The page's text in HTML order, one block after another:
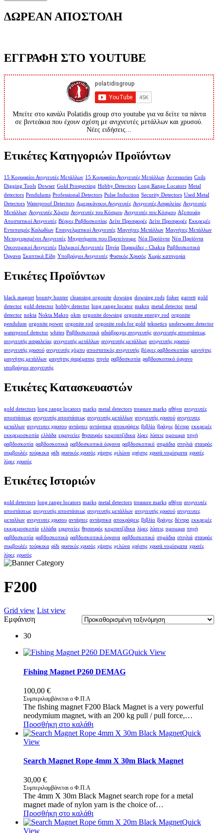
ΔΩΡΕΑΝ ΑΠΟΣΤΟΛΗ
ΕΓΓΡΑΦΗ ΣΤΟ YOUTUBE
Μπείτε στο κανάλι Polatidis group στο youtube για να δείτε τα πάντα
σε βιντεάκια που έχουν σχέση με ανιχνευτές μετάλλων και χρυσού.
Νέες ειδήσεις...
Ετικέτες Κατηγοριών Προϊόντων
15 Κορυφαίοι Ανιχνευτές Μετάλλων 15 Κορυφαίοι Ανιχνευτές Μετάλλων Accessories Coils
Digging Tools Dowser Gold Prospecting Hobby Detectors Long Range Locators Metal
detectors Pendulums Professional Detectors Pulse Induction Security Detectors Used Metal
Detectors Waterproof Detectors Αμερικάνικοι Ανιχνευτές Ανιχνευτές Ασφαλείας Ανιχνευτές
Μετάλλων Ανιχνευτές Χόμπυ Ανιχνευτές του Κόσμου Ανιχνευτές του Κόσμου Αξεσουάρ
Αποστατικοί Ανιχνευτές Βέργες Ραβδοσκοπίας Δείτε Προσφορές Δείτε Προσφορές Εκκρεμές
Εντοπισμός Καλωδίων Επαγγελματικοί Ανιχνευτές Μαγνήτες Μετάλλων Μαγνήτες Μετάλλων
Μεταχειρισμένοι Ανιχνευτές Μηχανήματα που Προτείνουμε Νέα Προϊόντα Νέα Προϊόντα
Οικονομικοί Ανιχνευτές Παλμικοί Ανιχνευτές Πηνία Πυραμίδες - Chakra Ραβδοσκοπικά
Όργανα Σκαπτικά Είδη Υποβρύχιοι Ανιχνευτές Φυσικός Χρυσός Χωρίς κατηγορία
Ετικέτες Προϊόντων
black magnet bounty hunter cleansing orgonite dowsing dowsing rods fisher garrett gold
detector gold detector hobby detector long range locator makro metal detector metal
detector nokta Nokta Makro okm orgonite dowsing orgonite energy rod orgonite
pendulum orgonite power orgonite rod orgonite rods for gold teknetics underwater detector
waterproof detector whites Ραβδοσκοπικά αδιάβροχος ανιχνευτής ανιχνευτής αποστάσεως
ανιχνευτής ασφαλείας ανιχνευτής μετάλλων ανιχνευτής μετάλλων ανιχνευτής χρυσού
ανιχνευτής χρυσού ανιχνευτής χόμπυ αποστατικός ανιχνευτής βέργες ραβδοσκοπίας μαγνήτης
μαγνήτης μετάλλων μαγνήτης ψαρέματος πηνίο ραβδοσκοπία ραβδοσκοπικό όργανο
υποβρύχιος ανιχνευτής
Ετικέτες Κατασκευαστών
gold detectors long range locators marks metal detectors treasure marks αθήνα ανιχνευτές
αποστάσεως ανιχνευτής αποστάσεως ανιχνευτής μετάλλων ανιχνευτής χρυσού ανιχνευτες
μεταλλων ανιχνευτες χρυσου αντάρτες αντάρτικα αποκρύψεις βιβλίο βράχος δέντρο εκκρεμές
εκκρεμοσκοπία ελλάδα ερμηνείες θησαυρός κομιτατζίδικα λίρες λύσεις ομοιωμα πηγή
ραβδοσκοπία ραβδοσκοπικά ραβδοσκοπικά όργανα ραβδοσκοπικό σημάδια σπηλιά σταυρός
συμβουλές τούρκικα φίδι φυσικός χρυσός χάρτης χελώνα χρήσης χρυσά νομίσματα χρυσές
λίρες χρυσός
Ετικέτες Ιστοριών
gold detectors long range locators marks metal detectors treasure marks αθήνα ανιχνευτές
αποστάσεως ανιχνευτής αποστάσεως ανιχνευτής μετάλλων ανιχνευτής χρυσού ανιχνευτες
μεταλλων ανιχνευτες χρυσου αντάρτες αντάρτικα αποκρύψεις βιβλίο βράχος δέντρο εκκρεμές
εκκρεμοσκοπία ελλάδα ερμηνείες θησαυρός κομιτατζίδικα λίρες λύσεις ομοιωμα πηγή
ραβδοσκοπία ραβδοσκοπικά ραβδοσκοπικά όργανα ραβδοσκοπικό σημάδια σπηλιά σταυρός
συμβουλές τούρκικα φίδι φυσικός χρυσός χάρτης χελώνα χρήσης χρυσά νομίσματα χρυσές
λίρες χρυσός
F200
Grid view List view
Εμφάνιση
30
Quick View
Fishing Magnet P260 DEMAG
100,00 €
Συμπεριλαμβάνεται ο Φ.Π.Α
The fishing magnet F200 Black Magnet is a very powerful
neodymium magnet, with an 200 kg pull / pull force,…
Προσθήκη στο καλάθι
Quick
View
Search Magnet Rope 4mm X 30m Black Magnet
30,00 €
Συμπεριλαμβάνεται ο Φ.Π.Α
The 4mm X 30m Black Magnet search rope for a metal
magnet made of nylon yarn is the choice of…
Προσθήκη στο καλάθι
Quick
View